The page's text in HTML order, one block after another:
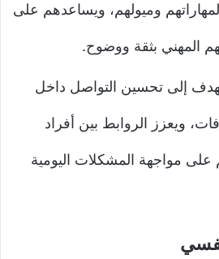
وميولهم، ويساعدهم على
المهني بثقة ووضوح.
إلى تحسين التواصل داخل
ويعزز الروابط بين أفراد
على مواجهة المشكلات اليومية